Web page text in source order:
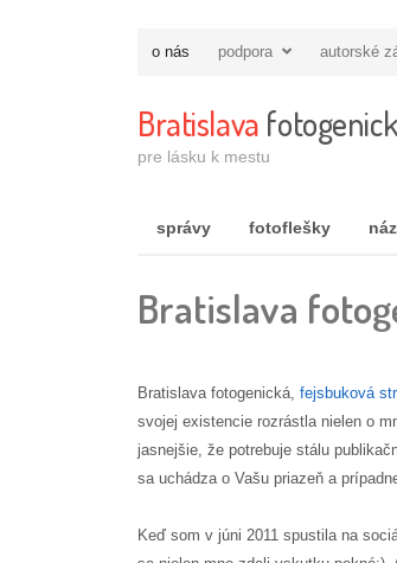
o nás podpora autorské
Bratislava
pre lásku k mestu
správy fotoflešky
Bratislava
Bratislava fotogenická, fejsbuková
svojej existencie rozrástla nielen o
jasnejšie, že potrebuje stálu
sa uchádza o Vašu priazeň a
Keď som v júni 2011 spustila na